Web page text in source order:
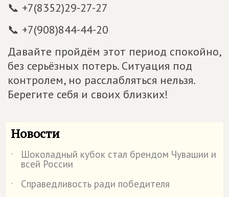
📞 +7(8352)29-27-27
📞 +7(908)844-44-20
Давайте пройдём этот период спокойно,
без серьёзных потерь. Ситуация под
контролем, но расслабляться нельзя.
Берегите себя и своих близких!
Новости
˙ Шоколадный кубок стал брендом Чувашии и
всей России
˙
Справедливость ради победителя